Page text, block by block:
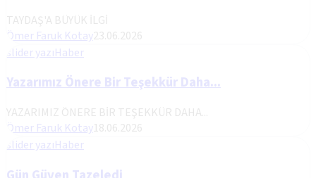
TAYDAŞ'A BÜYÜK İLGİ
Ömer Faruk Kotay23.06.2026
slider yazıHaber
Yazarımız Önere Bir Teşekkür Daha...
YAZARIMIZ ÖNERE BİR TEŞEKKÜR DAHA...
Ömer Faruk Kotay18.06.2026
slider yazıHaber